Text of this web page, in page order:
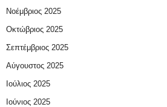
Νοέμβριος 2025
Οκτώβριος 2025
Σεπτέμβριος 2025
Αύγουστος 2025
Ιούλιος 2025
Ιούνιος 2025